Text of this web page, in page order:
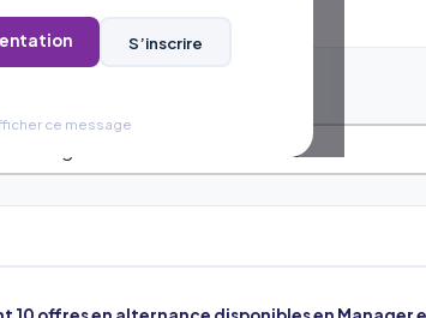
S’inscrire
ce message
FORMATION